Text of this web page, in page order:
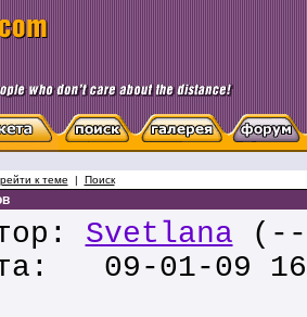
к теме | Поиск
Svetlana
09-01-09